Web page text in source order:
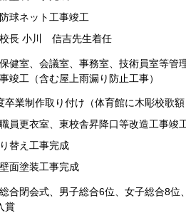
球ネット工事竣工
長 小川 信吉先生着任
健室、会議室、事務室、技術員室等管
竣工（含む屋上雨漏り防止工事）
卒業制作取り付け（体育館に木彫校歌
員更衣室、東校舎昇降口等改造工事竣
替え工事完成
面塗装工事完成
合閉会式、男子総合6位、女子総合8位
賞